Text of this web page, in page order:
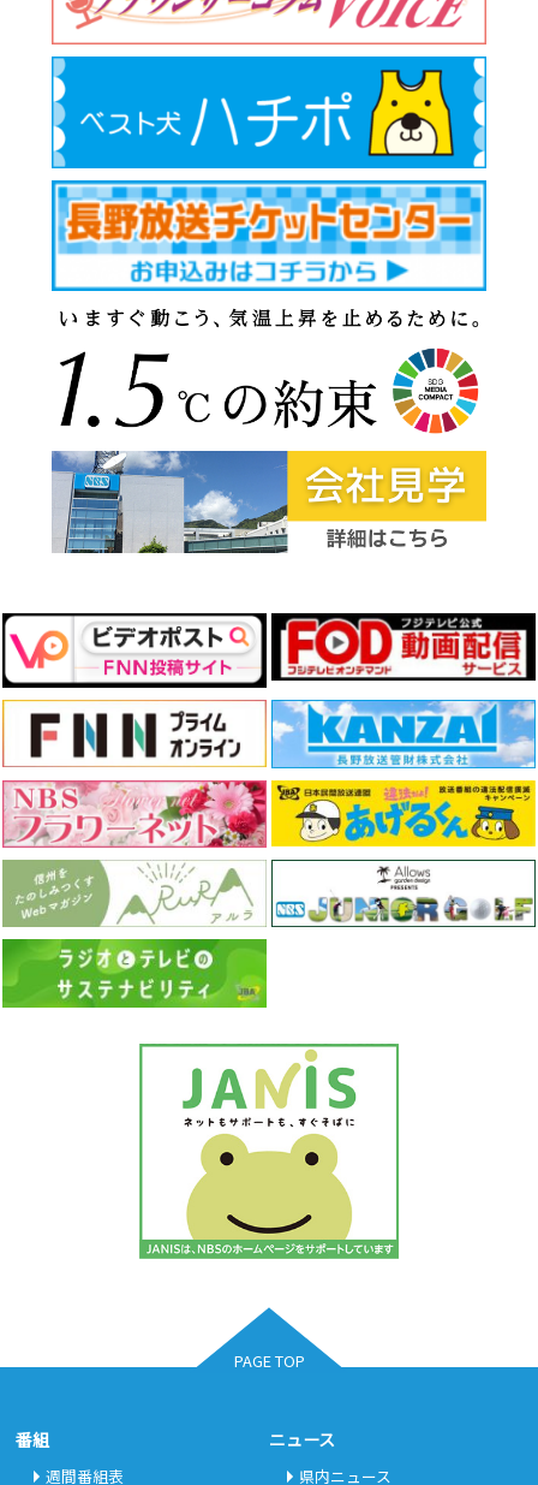
PAGE TOP
番組
週間番組表
ニュース
県内ニュース